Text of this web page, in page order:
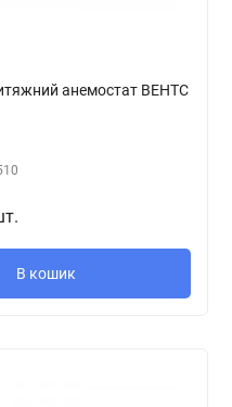
анемостат ВЕНТС
В кошик